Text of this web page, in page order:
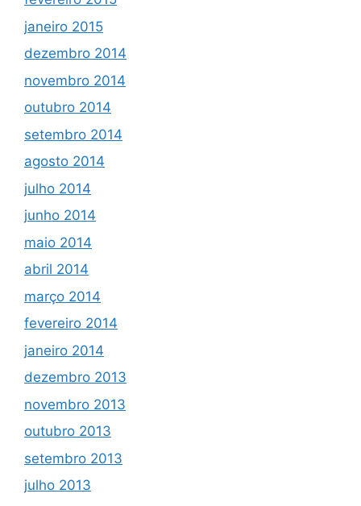
janeiro 2015
dezembro 2014
novembro 2014
outubro 2014
setembro 2014
agosto 2014
julho 2014
junho 2014
maio 2014
abril 2014
março 2014
fevereiro 2014
janeiro 2014
dezembro 2013
novembro 2013
outubro 2013
setembro 2013
julho 2013